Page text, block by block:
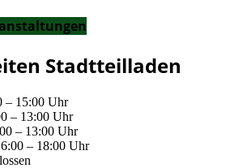
Stadtteilladen
– 15:00 Uhr
– 13:00 Uhr
– 13:00 Uhr
– 18:00 Uhr